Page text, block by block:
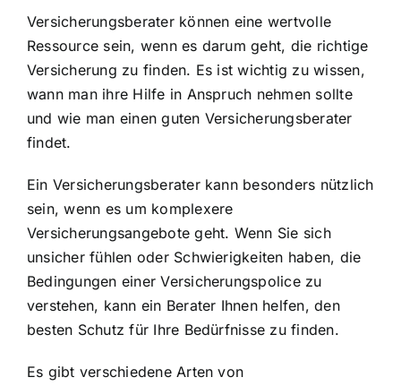
Versicherungsberater können eine wertvolle
Ressource sein, wenn es darum geht, die richtige
Versicherung zu finden. Es ist wichtig zu wissen,
wann man ihre Hilfe in Anspruch nehmen sollte
und wie man einen guten Versicherungsberater
findet.
Ein Versicherungsberater kann besonders nützlich
sein, wenn es um komplexere
Versicherungsangebote geht. Wenn Sie sich
unsicher fühlen oder Schwierigkeiten haben, die
Bedingungen einer Versicherungspolice zu
verstehen, kann ein Berater Ihnen helfen, den
besten Schutz für Ihre Bedürfnisse zu finden.
Es gibt verschiedene Arten von